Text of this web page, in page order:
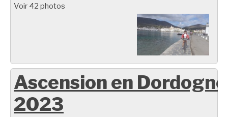
Voir 42 photos
Ascension en Dordogne
2023